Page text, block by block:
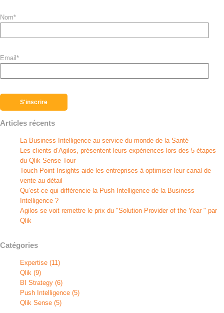
Nom*
Email *
Articles récents
La Business Intelligence au service du monde de la Santé
Les clients d’Agilos, présentent leurs expériences lors des 5 étapes
du Qlik Sense Tour
Touch Point Insights aide les entreprises à optimiser leur canal de
vente au détail
Qu’est-ce qui différencie la Push Intelligence de la Business
Intelligence ?
Agilos se voit remettre le prix du "Solution Provider of the Year " par
Qlik
Catégories
Expertise (11)
Qlik (9)
BI Strategy (6)
Push Intelligence (5)
Qlik Sense (5)